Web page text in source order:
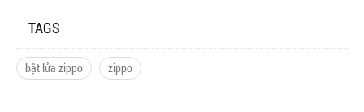
TAGS
bật lửa zippo zippo